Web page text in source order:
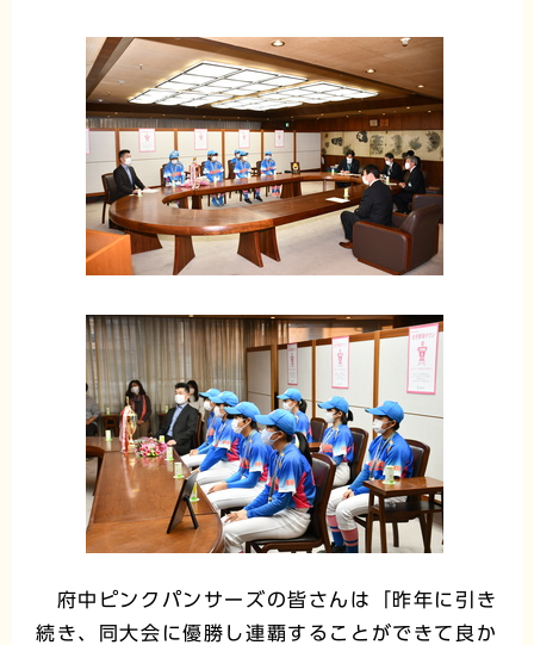
府中ピンクパンサーズの皆さんは「昨年に引き
続き、同大会に優勝し連覇することができて良か